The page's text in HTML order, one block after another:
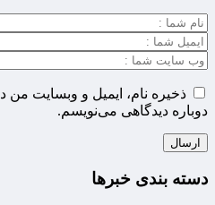
ذخیره نام، ایمیل و وبسایت من
دوباره دیدگاهی می‌نویسم.
دسته بندی خبرها